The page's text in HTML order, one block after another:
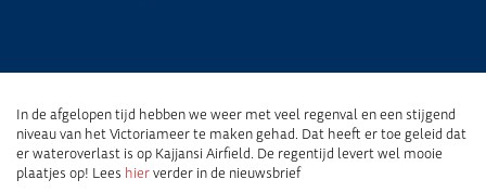
In de afgelopen tijd hebben we weer met veel regenval en een stijgend
niveau van het Victoriameer te maken gehad. Dat heeft er toe geleid dat
er wateroverlast is op Kajjansi Airfield. De regentijd levert wel mooie
plaatjes op! Lees hierverder in de nieuwsbrief